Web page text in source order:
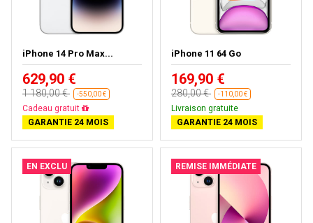
iPhone 14 Pro Max...
629,90 €
1 180,00 € -550,00 €
Cadeau gratuit
GARANTIE 24 MOIS
iPhone 11 64 Go
169,90 €
280,00 € -110,00 €
Livraison gratuite
GARANTIE 24 MOIS
EN EXCLU REMISE IMMÉDIATE